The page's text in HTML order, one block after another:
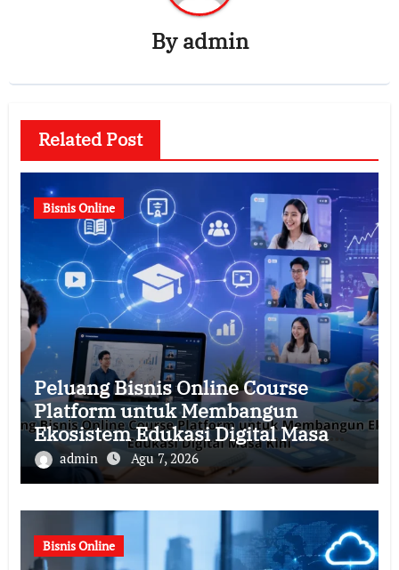
Byadmin
Related Post
Bisnis Online
Peluang Bisnis Online Course
Platform untuk Membangun
Ekosistem Edukasi Digital Masa
Kiniadmin Agu 7, 2026
Bisnis Online